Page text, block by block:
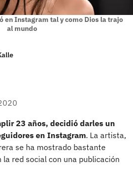
en Instagram tal y como Dios la trajo
al mundo
23 años, decidió darles un
en Instagram. La artista,
se ha mostrado bastante
red social con una publicación